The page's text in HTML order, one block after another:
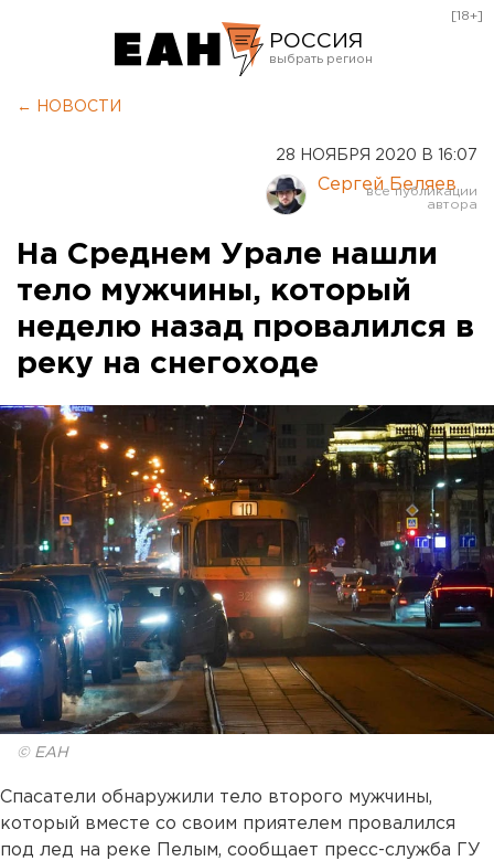
РОССИЯ
Курган
Оренбург
[18+]
← НОВОСТИ
28 НОЯБРЯ 2020 В 16:07
Сергей Беляев
На Среднем Урале нашли
тело мужчины, который
неделю назад провалился в
реку на снегоходе
© ЕАН
Спасатели обнаружили тело второго мужчины,
который вместе со своим приятелем провалился
под лед на реке Пелым, сообщает пресс-служба ГУ